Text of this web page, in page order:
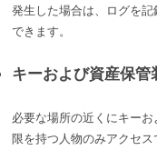
発生した場合は、ログを
できます。
キーおよび資産保管
必要な場所の近くにキー
限を持つ人物のみアクセス